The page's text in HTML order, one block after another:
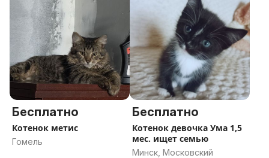
Бесплатно
Котенок метис
Гомель
Бесплатно
Котенок девочка Ума 1,5
мес. ищет семью
Минск, Московский